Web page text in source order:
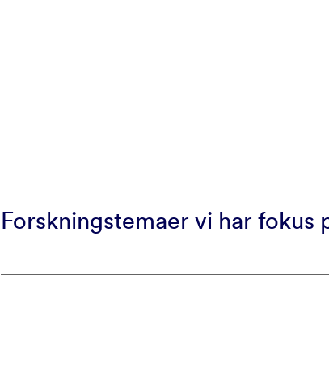
Forskningstemaer vi har fokus